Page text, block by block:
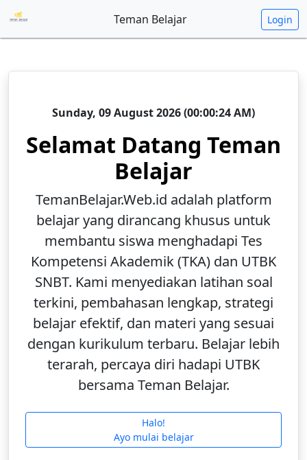
Teman Belajar Login
Sunday, 09 August 2026 (00:00:24 AM)
Selamat Datang Teman
Belajar
TemanBelajar.Web.id adalah platform
belajar yang dirancang khusus untuk
membantu siswa menghadapi Tes
Kompetensi Akademik (TKA) dan UTBK
SNBT. Kami menyediakan latihan soal
terkini, pembahasan lengkap, strategi
belajar efektif, dan materi yang sesuai
dengan kurikulum terbaru. Belajar lebih
terarah, percaya diri hadapi UTBK
bersama Teman Belajar.
Halo!
Ayo mulai belajar